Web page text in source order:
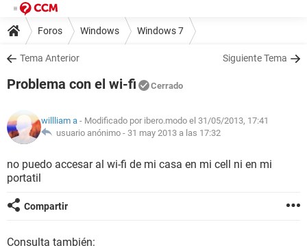
Foros Windows Windows 7
Tema Anterior Siguiente Tema
Problema con el wi-fi Cerrado
willliam a - Modificado por ibero.modo el 31/05/2013, 17:41
usuario anónimo - 31 may 2013 a las 17:32
no puedo accesar al wi-fi de mi casa en mi cell ni en mi
portatil
Compartir
Consulta también: